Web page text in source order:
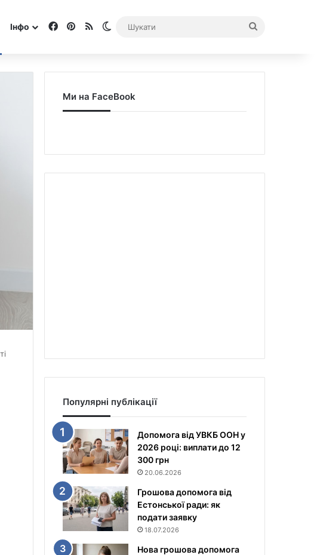
Інфо Facebook
Pinterest
RSS Switch skin
Ми на FaceBook
Популярні публікації
Допомога від УВКБ ООН у
2026 році: виплати до 12
300 грн
20.06.2026
Грошова допомога від
Естонської ради: як
подати заявку
18.07.2026
Нова грошова допомога